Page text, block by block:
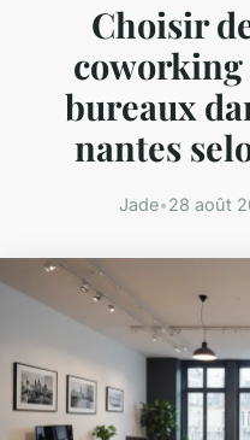
Choisir
coworking
bureaux
nantes
Jade•28 août